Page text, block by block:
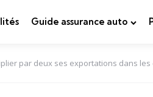
Guide assurance auto
par deux ses exportations dans